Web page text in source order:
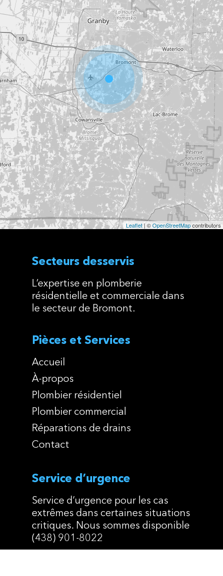
Leaflet| ©OpenStreetMapcontributors
Secteurs desservis
L’expertise en plomberie
résidentielle et commerciale dans
le secteur de Bromont.
Pièces et Services
Accueil
À-propos
Plombier résidentiel
Plombier commercial
Réparations de drains
Contact
Service d’urgence
Service d’urgence pour les cas
extrêmes dans certaines situations
critiques. Nous sommes disponible‎
(438) 901-8022